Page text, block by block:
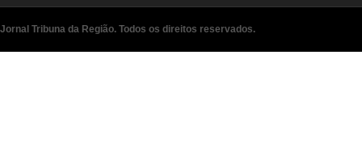
Jornal Tribuna da Região. Todos os direitos reservados.